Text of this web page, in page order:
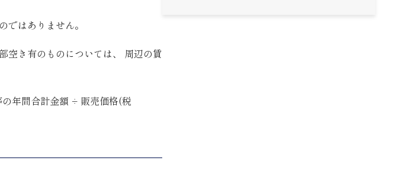
はありません。
空き有のものについては、 周辺の賃
年間合計金額 ÷ 販売価格(税